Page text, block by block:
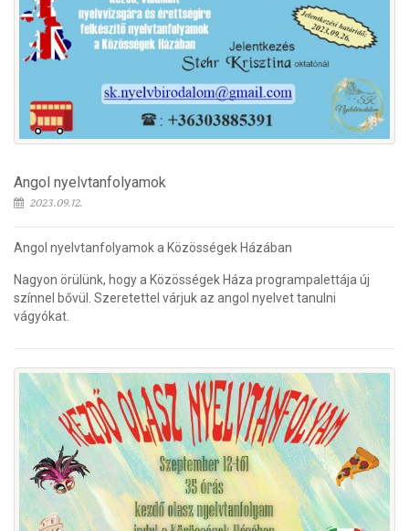
Angol nyelvtanfolyamok
2023.09.12.
Angol nyelvtanfolyamok a Közösségek Házában
Nagyon örülünk, hogy a Közösségek Háza programpalettája új
színnel bővül. Szeretettel várjuk az angol nyelvet tanulni
vágyókat.